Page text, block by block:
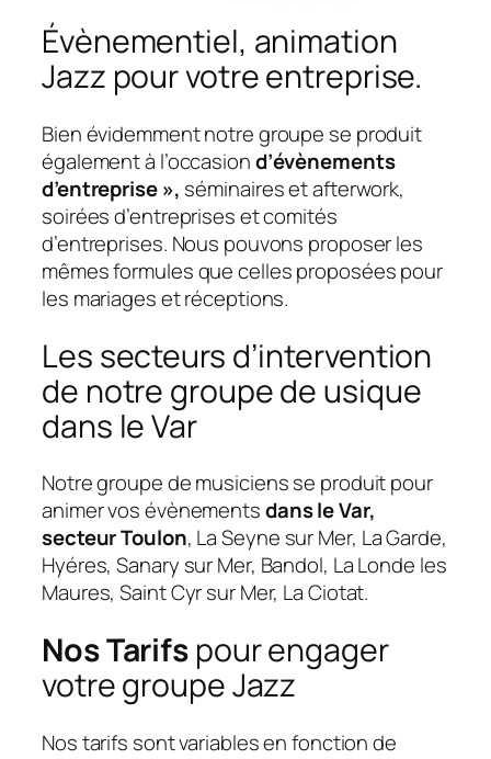
Évènementiel, animation
Jazz pour votre entreprise.
Bien évidemment notre groupe se produit
également à l’occasiond’évènements
d’entreprise », séminaires et afterwork,
soirées d’entreprises et comités
d’entreprises. Nous pouvons proposer les
mêmes formules que celles proposées pour
les mariages et réceptions.
Les secteurs d’intervention
de notre groupe de usique
dans le Var
Notre groupe de musiciens se produit pour
animer vos évènementsdans le Var,
secteur Toulon, La Seyne sur Mer, La Garde,
Hyéres, Sanary sur Mer, Bandol, La Londe les
Maures, Saint Cyr sur Mer, La Ciotat.
Nos Tarifs pour engager
votre groupe Jazz
Nos tarifs sont variables en fonction de